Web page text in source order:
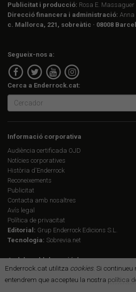
Enderrock.cat utilitza cookies. Si continueu
entendrem que accepteu la nostra política
Publicitat i producció: Rosa E. Massaguer
Direcció financera i administració: Anna
c. Mallorca, 221, sobreàtic · 08008
Segueix-nos a:
Cerca a Enderrock.cat:
Informació corporativa
Audiència certificada OJD
Notícies corporatives
Història d'Enderrock
Reconeixements
Publicitat
Contacta amb nosaltres
Avís legal
Política de privacitat
Editorial: Grup Enderrock Edicions S.L.
Tecnologia: Sobrevia.net
Amb la col·laboració de: